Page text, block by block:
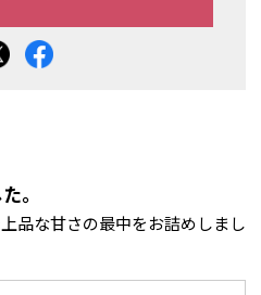
。
品な甘さの最中をお詰めしまし